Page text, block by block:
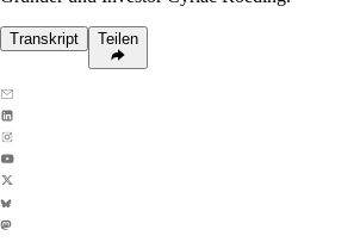
Transkript Teilen